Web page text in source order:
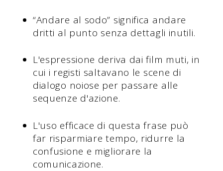
“Andare al sodo” significa andare
dritti al punto senza dettagli inutili.
L'espressione deriva dai film muti, in
cui i registi saltavano le scene di
dialogo noiose per passare alle
sequenze d'azione.
L'uso efficace di questa frase può
far risparmiare tempo, ridurre la
confusione e migliorare la
comunicazione.